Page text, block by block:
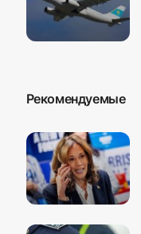
Рекомендуемые